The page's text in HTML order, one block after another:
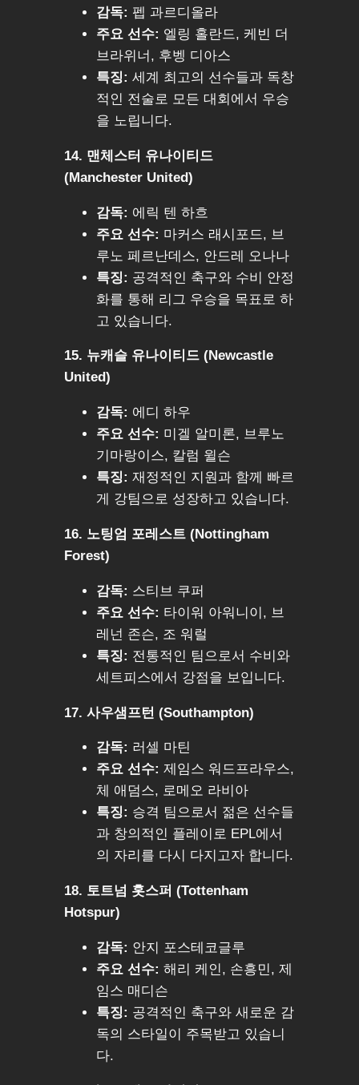
감독: 펩 과르디올라
주요 선수: 엘링 홀란드, 케빈 더
브라위너, 후벵 디아스
특징: 세계 최고의 선수들과 독창
적인 전술로 모든 대회에서 우승
을 노립니다.
14. 맨체스터 유나이티드
(Manchester United)
감독: 에릭 텐 하흐
주요 선수: 마커스 래시포드, 브
루노 페르난데스, 안드레 오나나
특징: 공격적인 축구와 수비 안정
화를 통해 리그 우승을 목표로 하
고 있습니다.
15. 뉴캐슬 유나이티드 (Newcastle
United)
감독: 에디 하우
주요 선수: 미겔 알미론, 브루노
기마랑이스, 칼럼 윌슨
특징: 재정적인 지원과 함께 빠르
게 강팀으로 성장하고 있습니다.
16. 노팅엄 포레스트 (Nottingham
Forest)
감독: 스티브 쿠퍼
주요 선수: 타이워 아워니이, 브
레넌 존슨, 조 워럴
특징: 전통적인 팀으로서 수비와
세트피스에서 강점을 보입니다.
17. 사우샘프턴 (Southampton)
감독: 러셀 마틴
주요 선수: 제임스 워드프라우스,
체 애덤스, 로메오 라비아
특징: 승격 팀으로서 젊은 선수들
과 창의적인 플레이로 EPL에서
의 자리를 다시 다지고자 합니다.
18. 토트넘 홋스퍼 (Tottenham
Hotspur)
감독: 안지 포스테코글루
주요 선수: 해리 케인, 손흥민, 제
임스 매디슨
특징: 공격적인 축구와 새로운 감
독의 스타일이 주목받고 있습니
다.